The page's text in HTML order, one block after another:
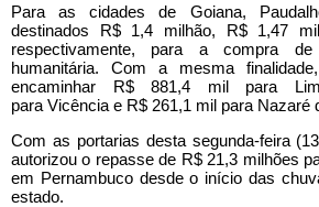
Para as cidades de Goiana,
destinados R$ 1,4 milhão, R$ 1,47
respectivamente, para a compra
humanitária. Com a mesma
encaminhar R$ 881,4 mil para
para Vicência e R$ 261,1 mil para Nazaré
Com as portarias desta segunda-feira
autorizou o repasse de R$ 21,3 milhões
em Pernambuco desde o início das
estado.